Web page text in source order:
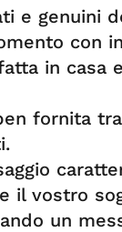
e genuini
con
in casa
fornita
il vostro
un